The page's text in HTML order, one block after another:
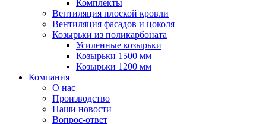
Комплекты
Вентиляция плоской кровли
Вентиляция фасадов и цоколя
Козырьки из поликарбоната
Усиленные козырьки
Козырьки 1500 мм
Козырьки 1200 мм
Компания
О нас
Производство
Наши новости
Вопрос-ответ